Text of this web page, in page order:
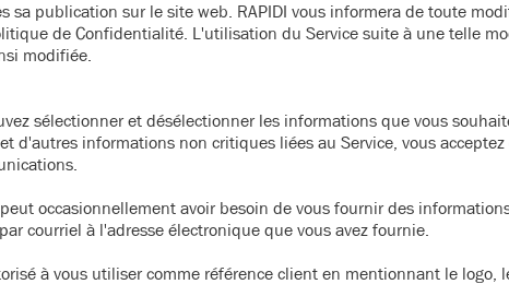
sa publication sur le site web. RAPIDI vous informera de toute
de Confidentialité. L'utilisation du Service suite à une telle
modifiée.
sélectionner et désélectionner les informations que vous
d'autres informations non critiques liées au Service, vous
occasionnellement avoir besoin de vous fournir des
courriel à l'adresse électronique que vous avez fournie.
à vous utiliser comme référence client en mentionnant le